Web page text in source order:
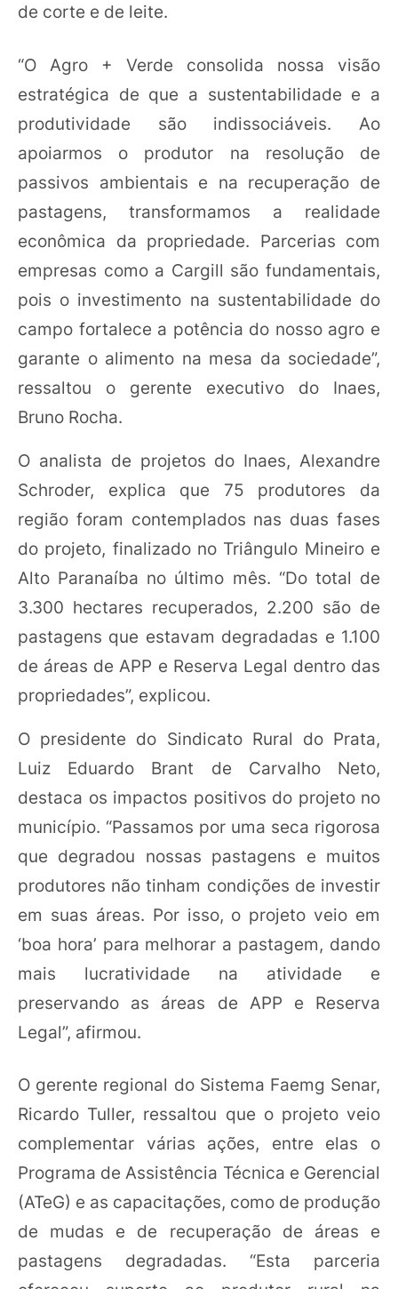
de corte e de leite.
“O Agro + Verde consolida nossa visão
estratégica de que a sustentabilidade e a
produtividade são indissociáveis. Ao
apoiarmos o produtor na resolução de
passivos ambientais e na recuperação de
pastagens, transformamos a realidade
econômica da propriedade. Parcerias com
empresas como a Cargill são fundamentais,
pois o investimento na sustentabilidade do
campo fortalece a potência do nosso agro e
garante o alimento na mesa da sociedade”,
ressaltou o gerente executivo do Inaes,
Bruno Rocha.
O analista de projetos do Inaes, Alexandre
Schroder, explica que 75 produtores da
região foram contemplados nas duas fases
do projeto, finalizado no Triângulo Mineiro e
Alto Paranaíba no último mês. “Do total de
3.300 hectares recuperados, 2.200 são de
pastagens que estavam degradadas e 1.100
de áreas de APP e Reserva Legal dentro das
propriedades”, explicou.
O presidente do Sindicato Rural do Prata,
Luiz Eduardo Brant de Carvalho Neto,
destaca os impactos positivos do projeto no
município. “Passamos por uma seca rigorosa
que degradou nossas pastagens e muitos
produtores não tinham condições de investir
em suas áreas. Por isso, o projeto veio em
‘boa hora’ para melhorar a pastagem, dando
mais lucratividade na atividade e
preservando as áreas de APP e Reserva
Legal”, afirmou.
O gerente regional do Sistema Faemg Senar,
Ricardo Tuller, ressaltou que o projeto veio
complementar várias ações, entre elas o
Programa de Assistência Técnica e Gerencial
(ATeG) e as capacitações, como de produção
de mudas e de recuperação de áreas e
pastagens degradadas. “Esta parceria